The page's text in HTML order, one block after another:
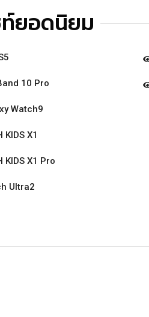
ยอดนิยม
10 Pro
Watch9
KIDS X1
KIDS X1 Pro
Ultra2